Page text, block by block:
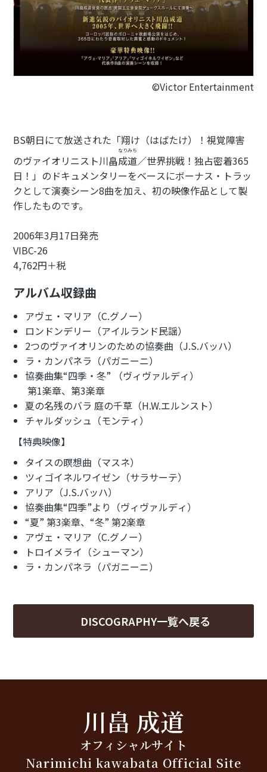
©Victor Entertainment
BS朝日にて放送された「翔け（はばたけ）！視覚障害
のヴァイオリニスト川畠成道
なりみち
／世界挑戦！独占密着365
日！」のドキュメンタリーをベースにボーナス・トラッ
クとして演奏シーン8曲を加え、初の映像作品として製
作したものです。
2006年3月17日発売
VIBC-26
4,762円＋税
アルバム収録曲
アヴェ・マリア（C.グノー）
ロンドンデリー（アイルランド民謡）
2つのヴァイオリンのための協奏曲（J.S.バッハ）
ラ・カンパネラ（パガニーニ）
協奏曲集“四季・冬” （ヴィヴァルディ）
第1楽章、第3楽章
夏の名残のバラ 庭の千草（H.W.エルンスト）
チャルダッシュ（モンティ）
【特典映像】
タイスの瞑想曲（マスネ）
ツィゴイネルワイゼン（サラサーテ）
アリア（J.S.バッハ）
協奏曲集“四季”より（ヴィヴァルディ）
“夏” 第3楽章、“冬” 第2楽章
アヴェ・マリア（C.グノー）
トロイメライ（シューマン）
ラ・カンパネラ（パガニーニ）
DISCOGRAPHY一覧へ戻る
川畠 成道
オフィシャルサイト
Narimichi kawabata Official Site